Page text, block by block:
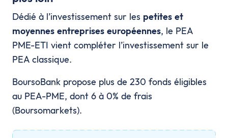
Dédié à l’investissement sur les petites et
moyennes entreprises européennes, le PEA
PME-ETI vient compléter l’investissement sur le
PEA classique.
BoursoBank propose plus de 230 fonds éligibles
au PEA-PME, dont 6 à 0% de frais
(Boursomarkets).